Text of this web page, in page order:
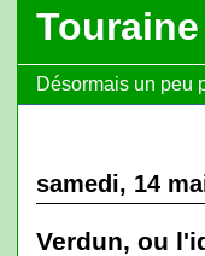
Désormais un peu
samedi, 14
Verdun, ou